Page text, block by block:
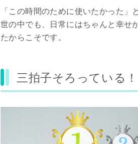
「この時間のために使いたかった
世の中でも、日常にはちゃんと幸せ
たからこそです。
三拍子そろっている！